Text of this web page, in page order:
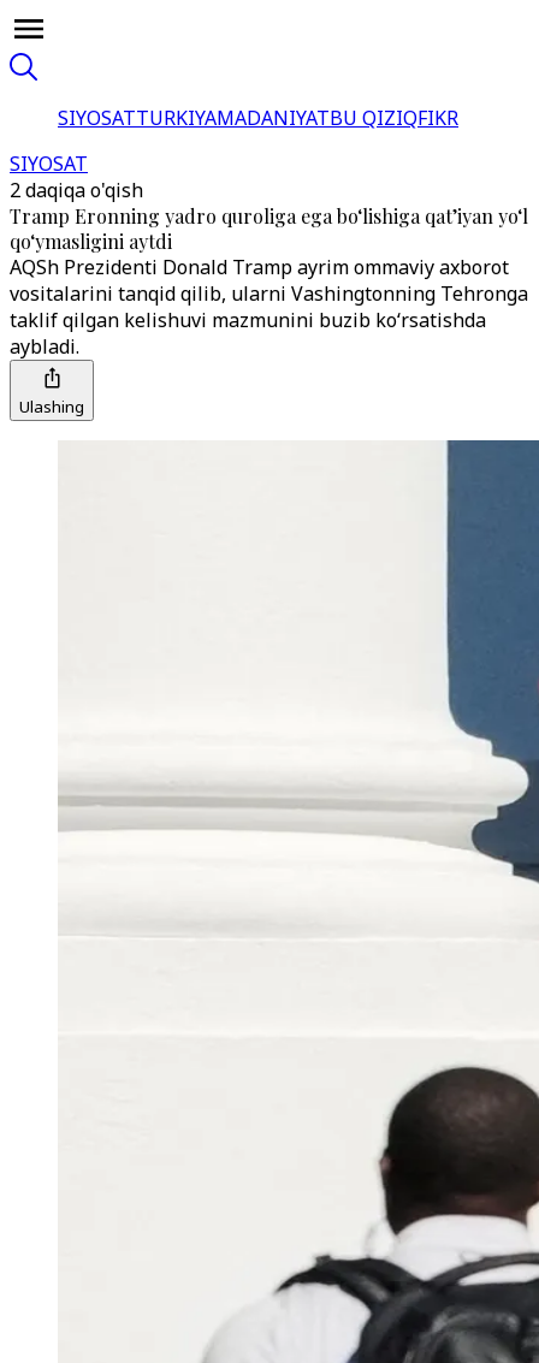
SIYOSATTURKIYAMADANIYATBU QIZIQFIKR
SIYOSAT
2 daqiqa o'qish
Tramp Eronning yadro quroliga ega boʻlishiga qat’iyan yoʻl
qoʻymasligini aytdi
AQSh Prezidenti Donald Tramp ayrim ommaviy axborot
vositalarini tanqid qilib, ularni Vashingtonning Tehronga
taklif qilgan kelishuvi mazmunini buzib koʻrsatishda
aybladi.
Ulashing